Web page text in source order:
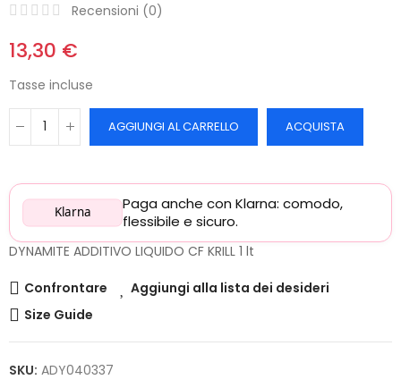
Recensioni (0)
13,30 €
Tasse incluse
AGGIUNGI AL CARRELLO ACQUISTA
Klarna
Paga anche con Klarna: comodo,
flessibile e sicuro.
DYNAMITE ADDITIVO LIQUIDO CF KRILL 1 lt
Confrontare
Aggiungi alla lista dei desideri
Size Guide
SKU: ADY040337